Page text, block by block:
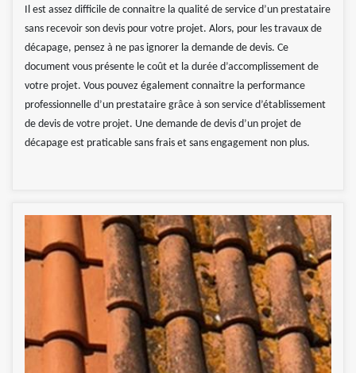
Il est assez difficile de connaitre la qualité de service d’un prestataire
sans recevoir son devis pour votre projet. Alors, pour les travaux de
décapage, pensez à ne pas ignorer la demande de devis. Ce
document vous présente le coût et la durée d’accomplissement de
votre projet. Vous pouvez également connaitre la performance
professionnelle d’un prestataire grâce à son service d’établissement
de devis de votre projet. Une demande de devis d’un projet de
décapage est praticable sans frais et sans engagement non plus.